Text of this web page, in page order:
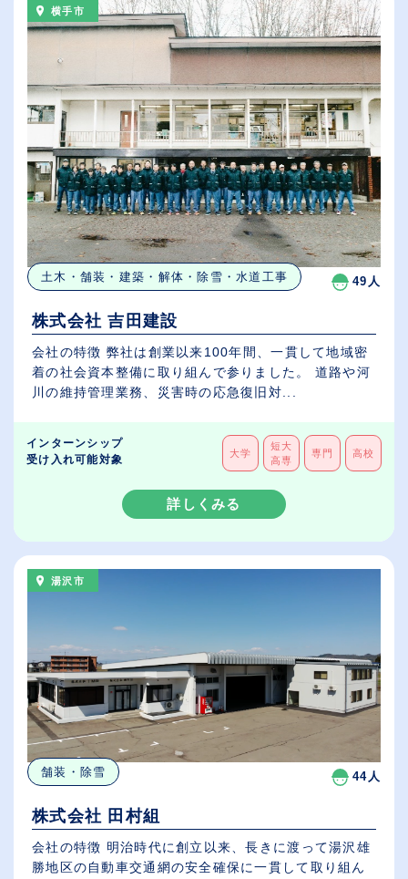
横手市
土木・舗装・建築・解体・除雪・水道工事 49人
株式会社 吉田建設
会社の特徴 弊社は創業以来100年間、一貫して地域密
着の社会資本整備に取り組んで参りました。 道路や河
川の維持管理業務、災害時の応急復旧対...
インターンシップ
受け入れ可能対象
大学
短大
高専
専門 高校
詳しくみる
湯沢市
舗装・除雪 44人
株式会社 田村組
会社の特徴 明治時代に創立以来、長きに渡って湯沢雄
勝地区の自動車交通網の安全確保に一貫して取り組ん